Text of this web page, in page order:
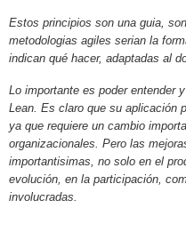
Estos principios son una guia,
metodologias agiles serian la
indican qué hacer, adaptadas al
Lo importante es poder entender
Lean. Es claro que su aplicación
ya que requiere un cambio
organizacionales. Pero las
importantisimas, no solo en el
evolución, en la participación,
involucradas.